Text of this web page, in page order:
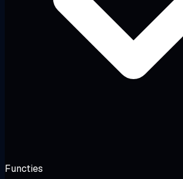
Functies